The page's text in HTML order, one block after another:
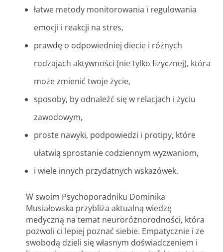
łatwe metody monitorowania i regulowania
emocji i reakcji na stres,
prawdę o odpowiedniej diecie i różnych
rodzajach aktywności (nie tylko fizycznej), która
może zmienić twoje życie,
sposoby, by odnaleźć się w relacjach i życiu
zawodowym,
proste nawyki, podpowiedzi i protipy, które
ułatwią sprostanie codziennym wyzwaniom,
i wiele innych przydatnych wskazówek.
W swoim Psychoporadniku Dominika
Musiałowska przybliża aktualną wiedzę
medyczną na temat neuroróżnorodności, która
pozwoli ci lepiej poznać siebie. Empatycznie i ze
swobodą dzieli się własnym doświadczeniem i